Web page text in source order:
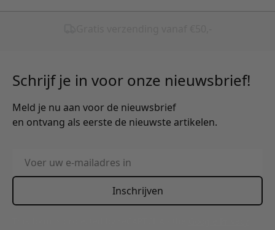
Schrijf je in voor onze nieuwsbrief!
Meld je nu aan voor de nieuwsbrief
en ontvang als eerste de nieuwste artikelen.
E-mailadres
Inschrijven